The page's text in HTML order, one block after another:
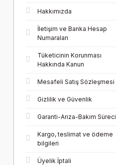
Hakkımızda
İletişim ve Banka Hesap
Numaraları
Tüketicinin Korunması
Hakkında Kanun
Mesafeli Satış Sözleşmesi
Gizlilik ve Güvenlik
Garanti-Arıza-Bakım Süreci
Kargo, teslimat ve ödeme
bilgileri
Üyelik İptali